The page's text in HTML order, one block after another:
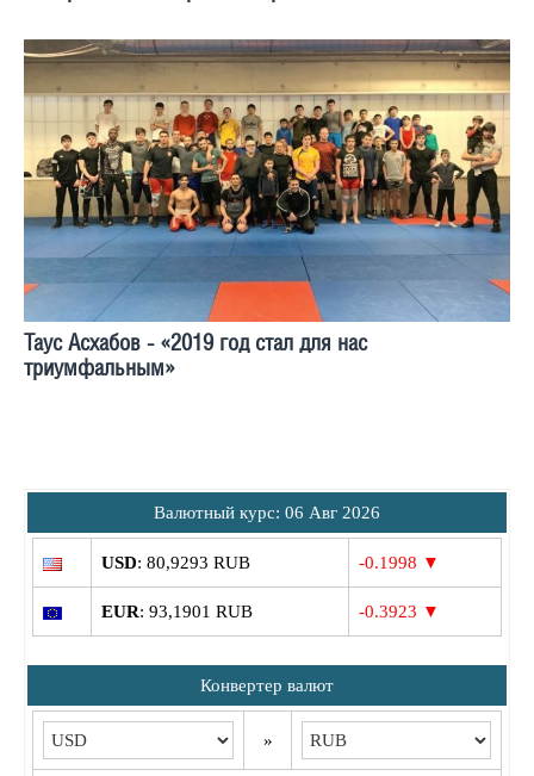
Таус Асхабов - «2019 год стал для нас
триумфальным»
Bалютный курс: 06 Авг 2026
USD: 80,9293 RUB -0.1998 ▼
EUR: 93,1901 RUB -0.3923 ▼
Конвертер валют
»